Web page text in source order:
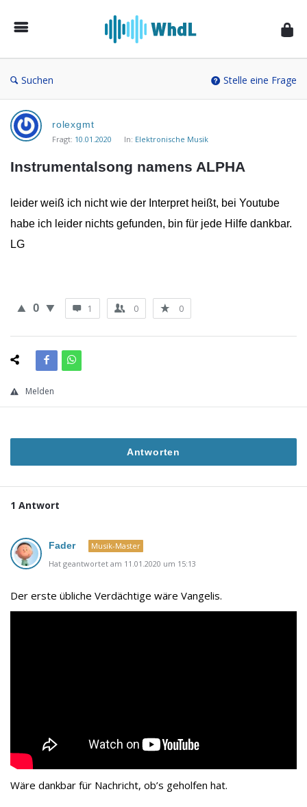
von
Suchen Stelle eine Frage
Musikforum
von
WieheisstdasLied.de
Fragen
rolexgmt
Fragt: 10.01.2020 In: Elektronische Musik
Instrumentalsong namens ALPHA
leider weiß ich nicht wie der Interpret heißt, bei Youtube
habe ich leider nichts gefunden, bin für jede Hilfe dankbar.
LG
0 1 0 0
Melden
Antworten
1 Antwort
Fader
Musik-Master
Hat geantwortet am 11.01.2020 um 15:13
Der erste übliche Verdächtige wäre Vangelis.
Wäre dankbar für Nachricht, ob’s geholfen hat.